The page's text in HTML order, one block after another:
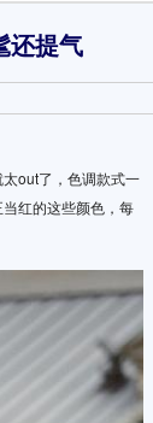
还提气
out了，色调款式一
红的这些颜色，每